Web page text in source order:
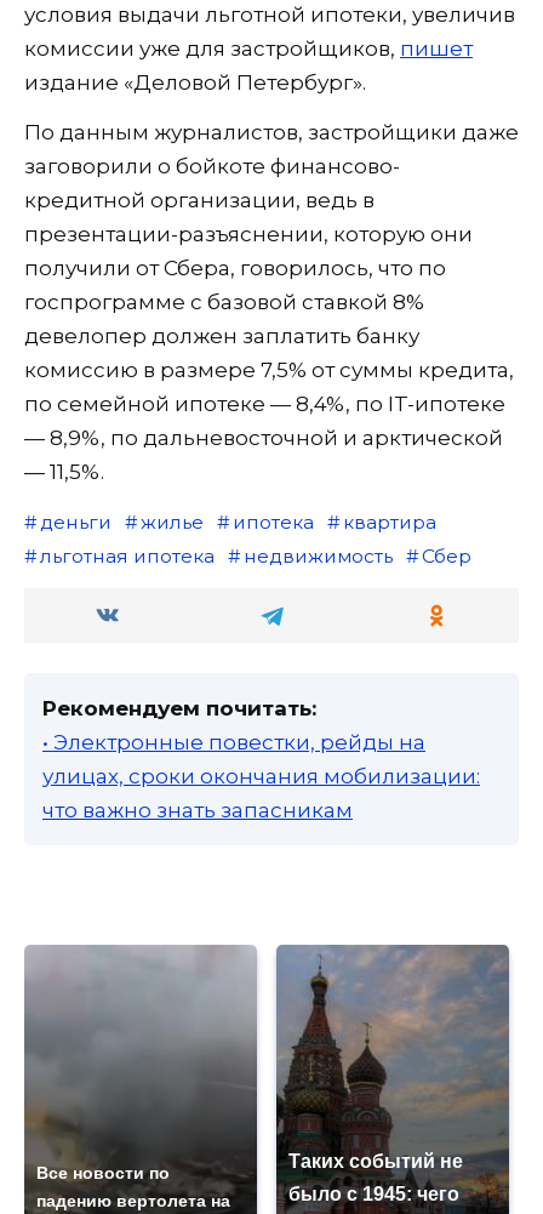
условия выдачи льготной ипотеки, увеличив
комиссии уже для застройщиков, пишет
издание «Деловой Петербург».
По данным журналистов, застройщики даже
заговорили о бойкоте финансово-
кредитной организации, ведь в
презентации-разъяснении, которую они
получили от Сбера, говорилось, что по
госпрограмме с базовой ставкой 8%
девелопер должен заплатить банку
комиссию в размере 7,5% от суммы кредита,
по семейной ипотеке — 8,4%, по IT-ипотеке
— 8,9%, по дальневосточной и арктической
— 11,5%.
деньги жилье ипотека
квартира
льготная ипотека
недвижимость Сбер
Рекомендуем почитать:
• Электронные повестки, рейды на
улицах, сроки окончания мобилизации:
что важно знать запасникам
Все новости по
падению вертолета на
Таких событий не
было с 1945: чего